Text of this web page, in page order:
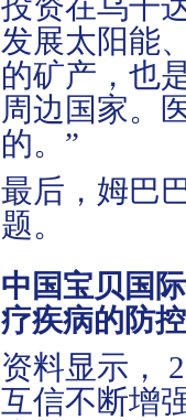
发展太阳能
的矿产，也
周边国家。
的。”
最后，姆巴
题。
中国宝贝国
疗疾病的防
资料显示，
互信不断增